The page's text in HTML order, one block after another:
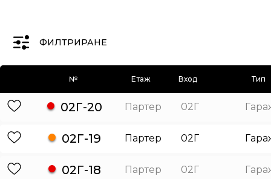
ФИЛТРИРАНЕ
№ Етаж Вход Тип
02Г-20 Партер 02Г
02Г-19 Партер 02Г
02Г-18 Партер 02Г